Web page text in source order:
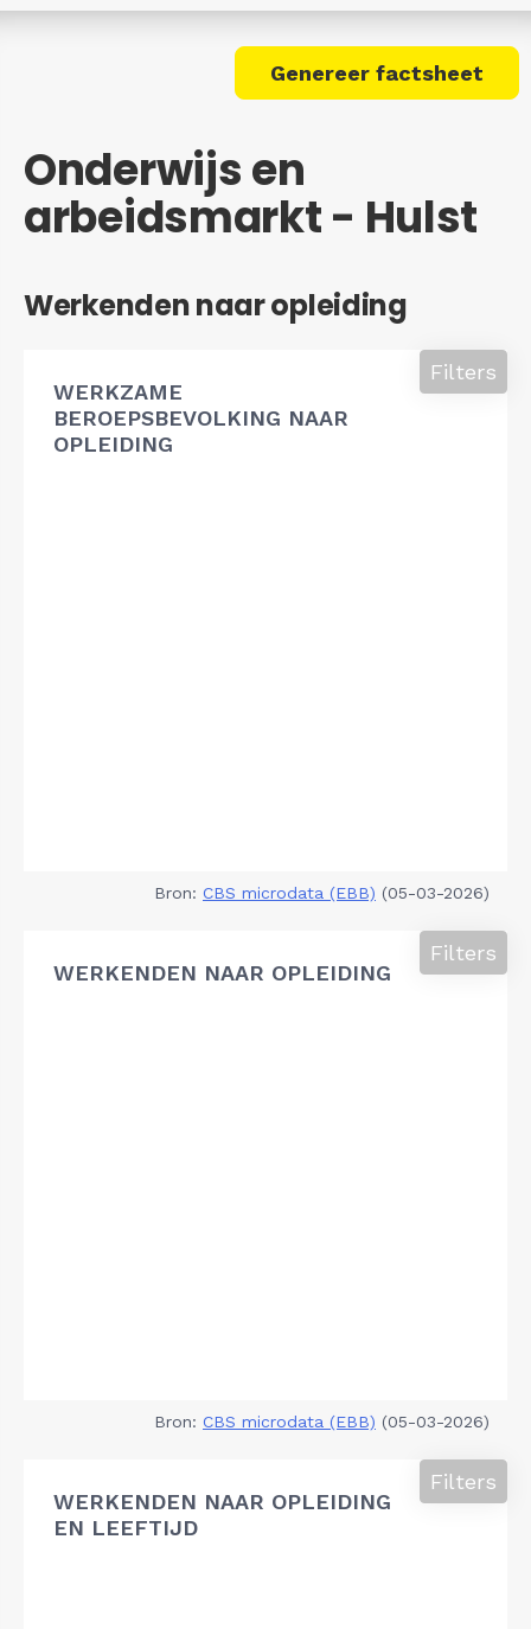
Genereer factsheet
Onderwijs en
arbeidsmarkt - Hulst
Werkenden naar opleiding
WERKZAME
BEROEPSBEVOLKING NAAR
OPLEIDING
Filters
Bron: CBS microdata (EBB) (05-03-2026)
WERKENDEN NAAR OPLEIDING
Filters
Bron: CBS microdata (EBB) (05-03-2026)
WERKENDEN NAAR OPLEIDING
EN LEEFTIJD
Filters